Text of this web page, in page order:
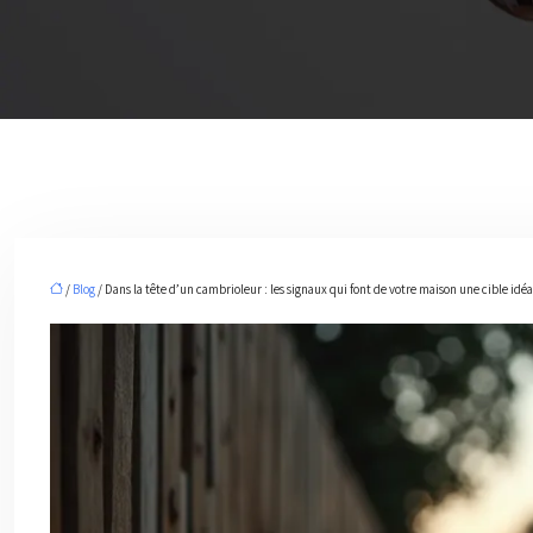
/ Blog / Dans la tête d’un cambrioleur : les signaux qui font de votre maison une cible